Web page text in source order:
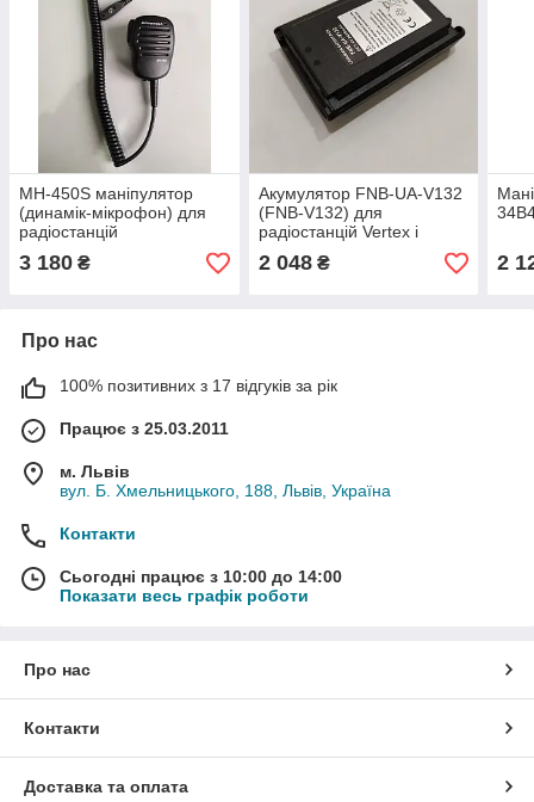
MH-450S маніпулятор
(динамік-мікрофон) для
радіостанцій
Motorola/Vertex
3 180 ₴
Акумулятор FNB-UA-V132
(FNB-V132) для
радіостанцій Vertex і
Motorola
2 048₴ 2
Про нас
100% позитивних з 17 відгуків за рік
Працює з 25.03.2011
м. Львів
вул. Б. Хмельницького, 188, Львів, Україна
Контакти
Сьогодні працює з 10:00 до 14:00
Показати весь графік роботи
Про нас
Контакти
Доставка та оплата